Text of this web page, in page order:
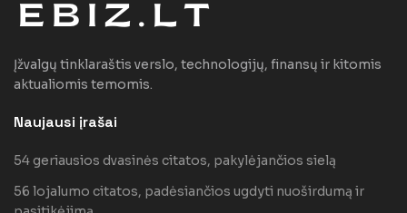
Įžvalgų tinklaraštis verslo, technologijų, finansų ir kitomis
aktualiomis temomis.
Naujausi įrašai
54 geriausios dvasinės citatos, pakylėjančios sielą
56 lojalumo citatos, padėsiančios ugdyti nuoširdumą ir